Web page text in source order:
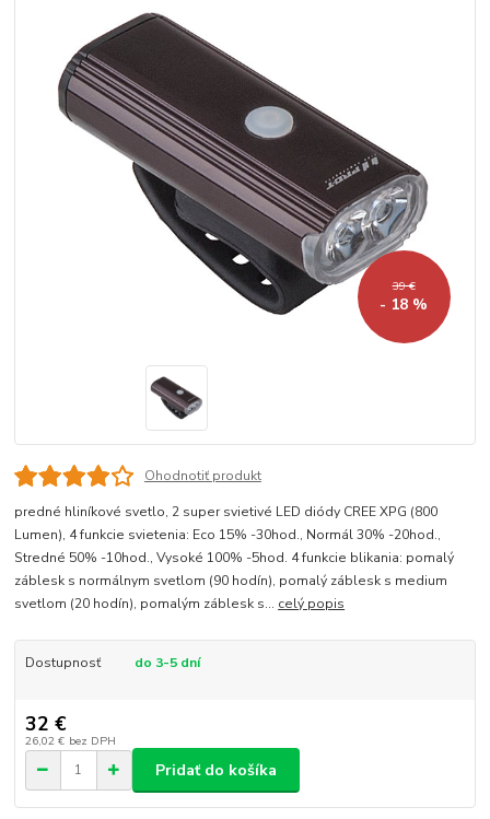
39 €
- 18 %
Ohodnotiť produkt
predné hliníkové svetlo, 2 super svietivé LED diódy CREE XPG (800
Lumen), 4 funkcie svietenia: Eco 15% -30hod., Normál 30% -20hod.,
Stredné 50% -10hod., Vysoké 100% -5hod. 4 funkcie blikania: pomalý
záblesk s normálnym svetlom (90 hodín), pomalý záblesk s medium
svetlom (20 hodín), pomalým záblesk s... celý popis
Dostupnosť do 3-5 dní
32 €
26,02 € bez DPH
Pridať do košíka